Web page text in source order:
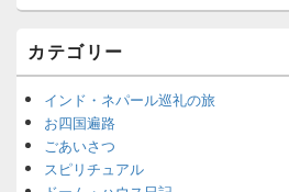
カテゴリー
インド・ネパール巡礼の旅
お四国遍路
ごあいさつ
スピリチュアル